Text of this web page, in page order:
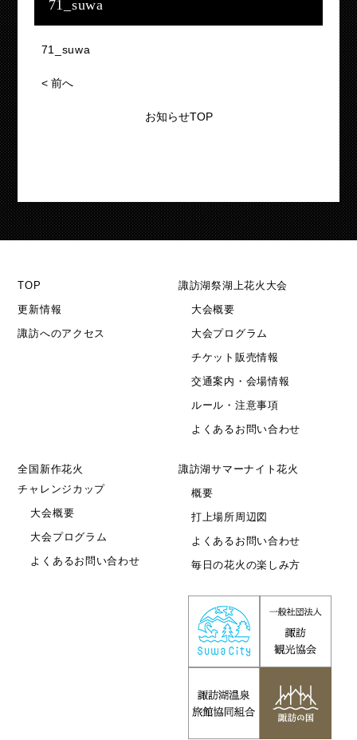
71_suwa
71_suwa
<前へ
お知らせTOP
TOP
更新情報
諏訪へのアクセス
諏訪湖祭湖上花火大会
大会概要
大会プログラム
チケット販売情報
交通案内・会場情報
ルール・注意事項
よくあるお問い合わせ
全国新作花火
チャレンジカップ
大会概要
大会プログラム
よくあるお問い合わせ
諏訪湖サマーナイト花火
概要
打上場所周辺図
よくあるお問い合わせ
毎日の花火の楽しみ方